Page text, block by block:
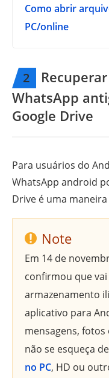
Como abrir
PC/online
2
WhatsApp
Google Drive
Para usuários do
WhatsApp android
Drive é uma
Note
Em 14 de
confirmou que
armazenamento
aplicativo para
mensagens, fotos
não se esqueça de
no PC, HD ou